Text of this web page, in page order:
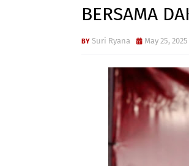
BERSAMA
Suri Ryana May 25, 2025